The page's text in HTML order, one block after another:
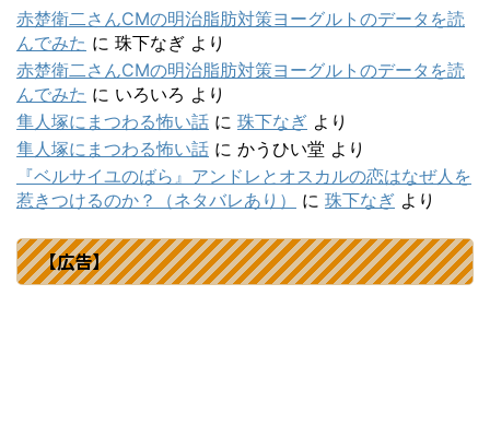
赤楚衛二さんCMの明治脂肪対策ヨーグルトのデータを読
んでみた に 珠下なぎ より
赤楚衛二さんCMの明治脂肪対策ヨーグルトのデータを読
んでみた に いろいろ より
隼人塚にまつわる怖い話 に 珠下なぎ より
隼人塚にまつわる怖い話 に かうひい堂 より
『ベルサイユのばら』アンドレとオスカルの恋はなぜ人を
惹きつけるのか？（ネタバレあり）
に 珠下なぎ より
【広告】